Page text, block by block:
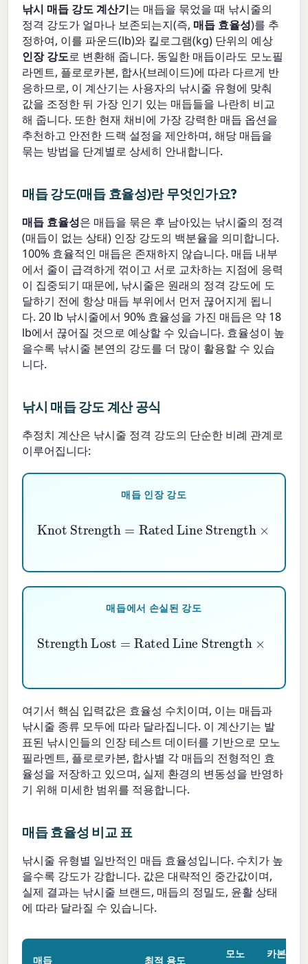
낚시 매듭 강도 계산기는 매듭을 묶었을 때 낚시줄의
정격 강도가 얼마나 보존되는지(즉, 매듭 효율성)를 추
정하여, 이를 파운드(lb)와 킬로그램(kg) 단위의 예상
인장 강도로 변환해 줍니다. 동일한 매듭이라도 모노필
라멘트, 플로로카본, 합사(브레이드)에 따라 다르게 반
응하므로, 이 계산기는 사용자의 낚시줄 유형에 맞춰
값을 조정한 뒤 가장 인기 있는 매듭들을 나란히 비교
해 줍니다. 또한 현재 채비에 가장 강력한 매듭 옵션을
추천하고 안전한 드랙 설정을 제안하며, 해당 매듭을
묶는 방법을 단계별로 상세히 안내합니다.
매듭 강도(매듭 효율성)란 무엇인가요?
매듭 효율성은 매듭을 묶은 후 남아있는 낚시줄의 정격
(매듭이 없는 상태) 인장 강도의 백분율을 의미합니다.
100% 효율적인 매듭은 존재하지 않습니다. 매듭 내부
에서 줄이 급격하게 꺾이고 서로 교차하는 지점에 응력
이 집중되기 때문에, 낚시줄은 원래의 정격 강도에 도
달하기 전에 항상 매듭 부위에서 먼저 끊어지게 됩니
다. 20 lb 낚시줄에서 90% 효율성을 가진 매듭은 약 18
lb에서 끊어질 것으로 예상할 수 있습니다. 효율성이 높
을수록 낚시줄 본연의 강도를 더 많이 활용할 수 있습
니다.
낚시 매듭 강도 계산 공식
추정치 계산은 낚시줄 정격 강도의 단순한 비례 관계로
이루어집니다:
매듭 인장 강도
매듭에서 손실된 강도
여기서 핵심 입력값은 효율성 수치이며, 이는 매듭과
낚시줄 종류 모두에 따라 달라집니다. 이 계산기는 발
표된 낚시인들의 인장 테스트 데이터를 기반으로 모노
필라멘트, 플로로카본, 합사별 각 매듭의 전형적인 효
율성을 저장하고 있으며, 실제 환경의 변동성을 반영하
기 위해 미세한 범위를 적용합니다.
매듭 효율성 비교 표
낚시줄 유형별 일반적인 매듭 효율성입니다. 수치가 높
을수록 강도가 강합니다. 값은 대략적인 중간값이며,
실제 결과는 낚시줄 브랜드, 매듭의 정밀도, 윤활 상태
에 따라 달라질 수 있습니다.
매듭 최적 용도
모노
카본